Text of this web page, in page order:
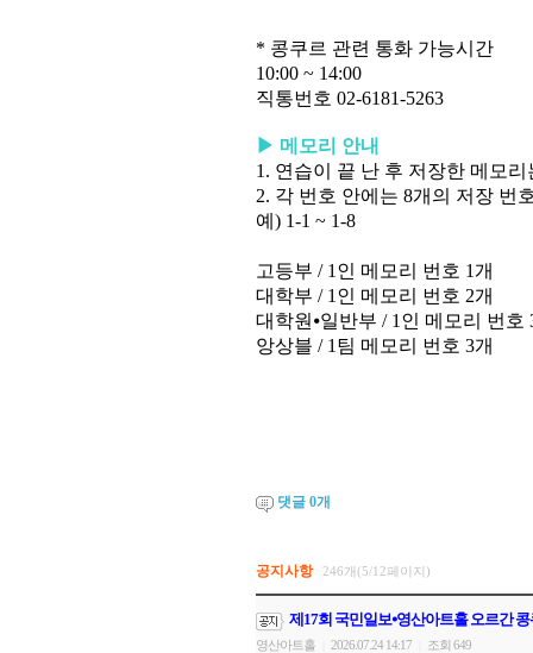
* 콩쿠르 관련 통화 가능시간
10:00 ~ 14:00
직통번호 02-6181-5263
▶ 메모리 안내
1. 연습이 끝 난 후 저장한 메모
2. 각 번호 안에는 8개의 저장 번
예 ) 1-1 ~ 1-8
고등부 / 1 인 메모리 번호 1개
대학부 / 1 인 메모리 번호 2개
대학원 ⦁일반부 / 1 인 메모리 번호
앙상블 / 1 팀 메모리 번호 3개
댓글 0개
공지사항 246개(5/12페이지)
제17회 국민일보⦁영산아트홀 오르간
영산아트홀 2026.07.24 14:17 조회 649